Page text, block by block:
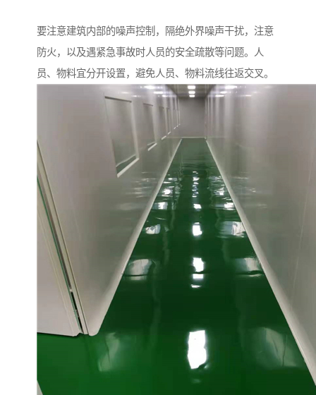
要注意建筑内部的噪声控制，隔绝外界噪声干扰，注意
防火，以及遇紧急事故时人员的安全疏散等问题。人
员、物料宜分开设置，避免人员、物料流线往返交叉。